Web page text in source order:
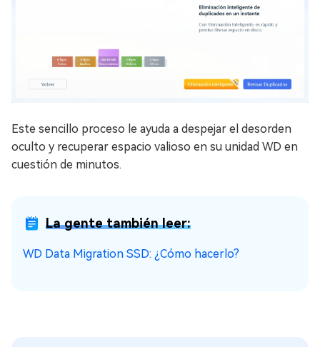
Este sencillo proceso le ayuda a despejar el desorden
oculto y recuperar espacio valioso en su unidad WD en
cuestión de minutos.
La gente también leer:
WD Data Migration SSD: ¿Cómo hacerlo?